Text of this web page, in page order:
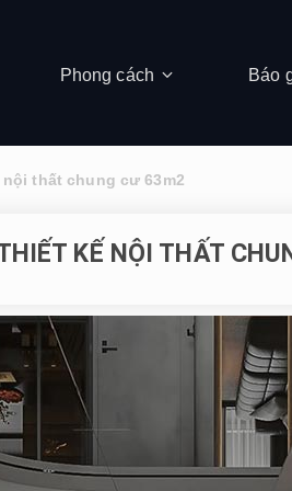
Phong cách Báo
thất chung cư 63m2
KẾ NỘI THẤT